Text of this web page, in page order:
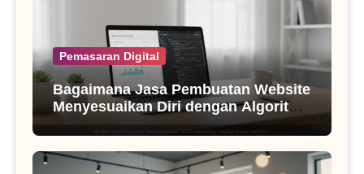
Pemasaran Digital
Bagaimana Jasa Pembuatan Website
Menyesuaikan Diri dengan Algoritma
SEO Masa Kini